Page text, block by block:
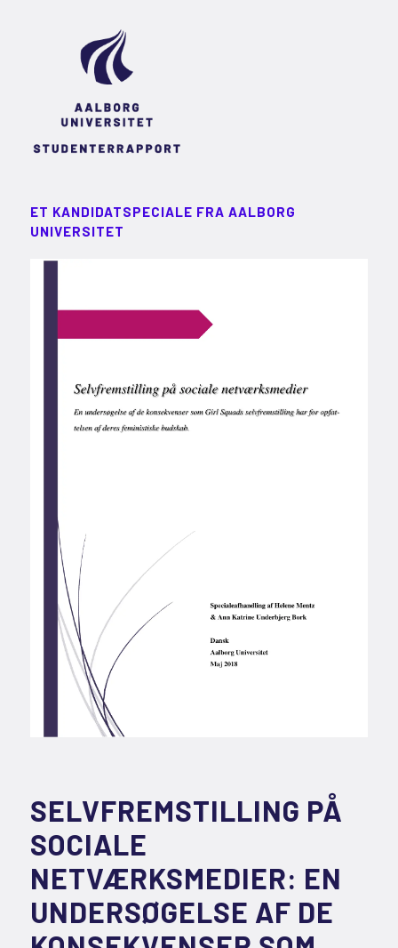
ET KANDIDATSPECIALE FRA AALBORG
UNIVERSITET
SELVFREMSTILLING PÅ
SOCIALE
NETVÆRKSMEDIER: EN
UNDERSØGELSE AF DE